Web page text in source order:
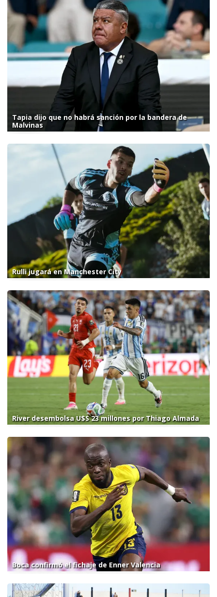
Tapia dijo que no habrá sanción por la bandera de
Malvinas
Rulli jugará en Manchester City
River desembolsa U$S 23 millones por Thiago Almada
Boca confirmó el fichaje de Enner Valencia